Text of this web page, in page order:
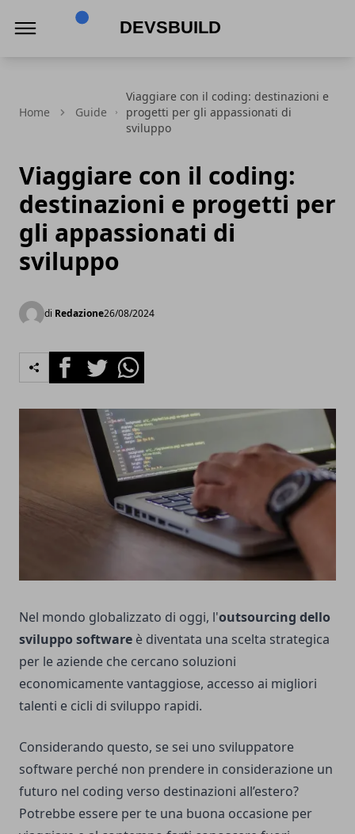
Home Guide
Viaggiare con il coding: destinazioni e
progetti per gli appassionati di
sviluppo
Viaggiare con il coding:
destinazioni e progetti per
gli appassionati di
sviluppo
di Redazione26/08/2024
FacebookTwitterWhatsapp
Nel mondo globalizzato di oggi, l'outsourcing dello
sviluppo software è diventata una scelta strategica
per le aziende che cercano soluzioni
economicamente vantaggiose, accesso ai migliori
talenti e cicli di sviluppo rapidi.
Considerando questo, se sei uno sviluppatore
software perché non prendere in considerazione un
futuro nel coding verso destinazioni all’estero?
Potrebbe essere per te una buona occasione per